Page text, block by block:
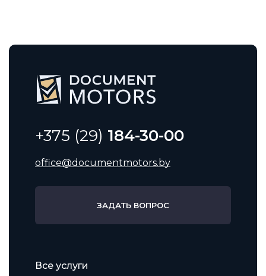
+375 (29) 184-30-00
office@documentmotors.by
ЗАДАТЬ ВОПРОС
Все услуги